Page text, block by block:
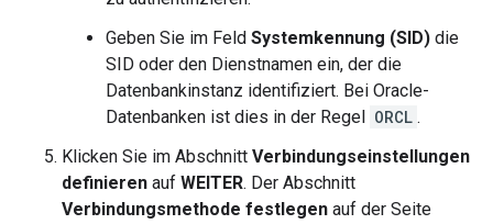
Geben Sie im Feld Systemkennung (SID) die
SID oder den Dienstnamen ein, der die
Datenbankinstanz identifiziert. Bei Oracle-
Datenbanken ist dies in der Regel ORCL .
Klicken Sie im Abschnitt Verbindungseinstellungen
definieren auf WEITER. Der Abschnitt
Verbindungsmethode festlegen auf der Seite